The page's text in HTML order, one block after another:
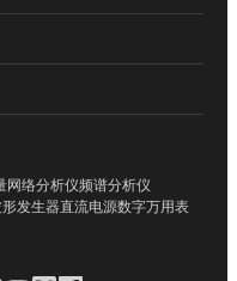
网络分析仪频谱分析仪
发生器直流电源数字万用表